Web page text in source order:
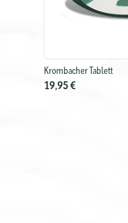
Krombacher Tablett
19,95 €